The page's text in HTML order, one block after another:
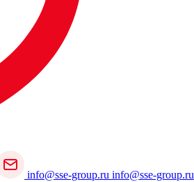
info@sse-group.ru info@sse-group.ru